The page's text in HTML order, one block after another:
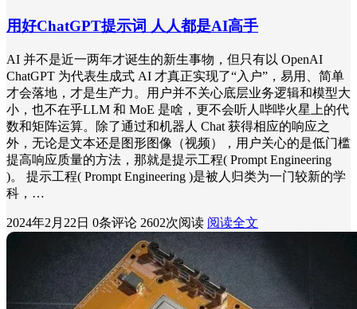
用好ChatGPT提示词 人人都是AI高手
AI 并不是近一两年才诞生的新生事物，但只有以 OpenAI
ChatGPT 为代表生成式 AI 才真正实现了“入户”，易用、简单
才会落地，才是生产力。用户并不关心底层业务逻辑和模型大
小，也不在乎LLM 和 MoE 是啥，更不会听人哔哔火星上的代
数和矩阵运算。除了通过和机器人 Chat 获得相应的响应之
外，无论是文本还是图形图像（视频），用户关心的是低门槛
提高响应质量的方法，那就是提示工程( Prompt Engineering
)。 提示工程( Prompt Engineering )是被人归类为一门较新的学
科，…
2024年2月22日 0条评论 2602次阅读 阅读全文